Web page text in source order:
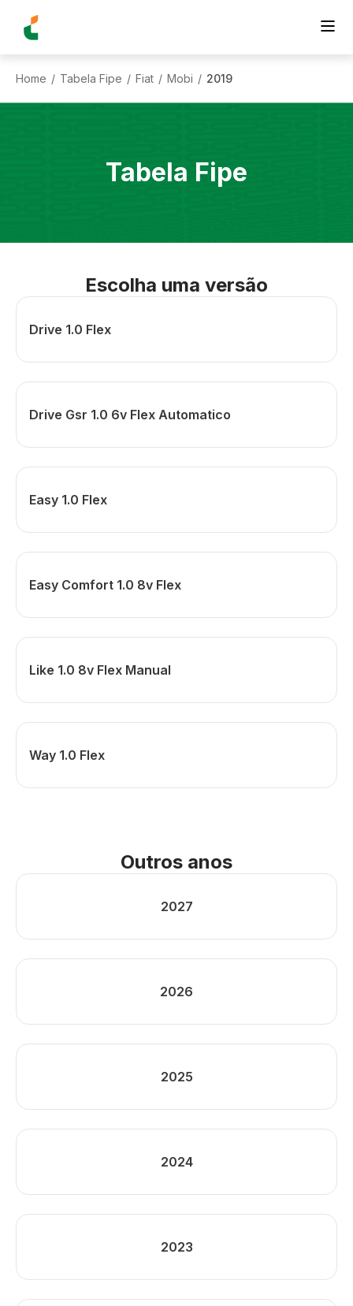
Home / Tabela Fipe / Fiat / Mobi / 2019
Tabela Fipe
Escolha uma versão
Drive 1.0 Flex
Drive Gsr 1.0 6v Flex Automatico
Easy 1.0 Flex
Easy Comfort 1.0 8v Flex
Like 1.0 8v Flex Manual
Way 1.0 Flex
Outros anos
2027
2026
2025
2024
2023